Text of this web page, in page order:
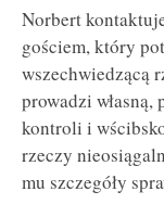
Norbert
gościem, który
wszechwiedzącą
prowadzi
kontroli i
rzeczy
mu szczegóły